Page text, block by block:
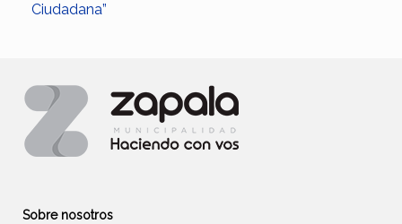
Ciudadana”
Sobre nosotros